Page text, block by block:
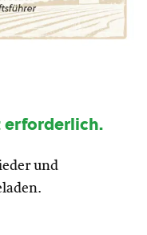
erforderlich.
und